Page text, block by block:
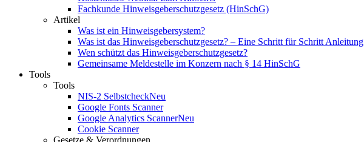
Fachkunde Hinweisgeberschutzgesetz (HinSchG)
Artikel
Was ist ein Hinweisgebersystem?
Was ist das Hinweisgeberschutzgesetz? – Eine Schritt für Schritt Anleitung
Wen schützt das Hinweisgeberschutzgesetz?
Gemeinsame Meldestelle im Konzern nach § 14 HinSchG
Tools
Tools
NIS-2 SelbstcheckNeu
Google Fonts Scanner
Google Analytics ScannerNeu
Cookie Scanner
Gesetze & Verordnungen